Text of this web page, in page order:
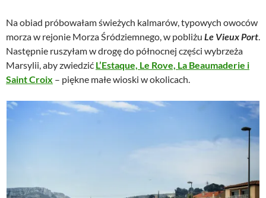
Na obiad próbowałam świeżych kalmarów, typowych owoców
morza w rejonie Morza Śródziemnego, w pobliżu Le Vieux Port.
Następnie ruszyłam w drogę do północnej części wybrzeża
Marsylii, aby zwiedzić L’Estaque, Le Rove, La Beaumaderie i
Saint Croix – piękne małe wioski w okolicach.